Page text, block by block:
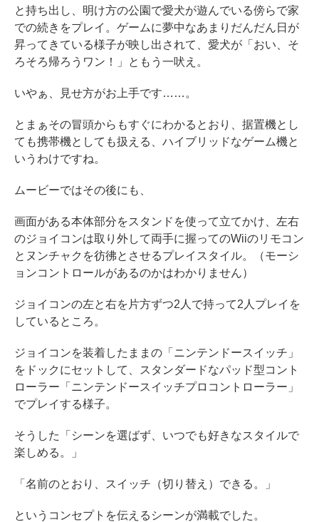
と持ち出し、明け方の公園で愛犬が遊んでいる傍らで家
での続きをプレイ。ゲームに夢中なあまりだんだん日が
昇ってきている様子が映し出されて、愛犬が「おい、そ
ろそろ帰ろうワン！」ともう一吠え。
いやぁ、見せ方がお上手です……。
とまぁその冒頭からもすぐにわかるとおり、据置機とし
ても携帯機としても扱える、ハイブリッドなゲーム機と
いうわけですね。
ムービーではその後にも、
画面がある本体部分をスタンドを使って立てかけ、左右
のジョイコンは取り外して両手に握ってのWiiのリモコン
とヌンチャクを彷彿とさせるプレイスタイル。（モーシ
ョンコントロールがあるのかはわかりません）
ジョイコンの左と右を片方ずつ2人で持って2人プレイを
しているところ。
ジョイコンを装着したままの「ニンテンドースイッチ」
をドックにセットして、スタンダードなパッド型コント
ローラー「ニンテンドースイッチプロコントローラー」
でプレイする様子。
そうした「シーンを選ばず、いつでも好きなスタイルで
楽しめる。」
「名前のとおり、スイッチ（切り替え）できる。」
というコンセプトを伝えるシーンが満載でした。